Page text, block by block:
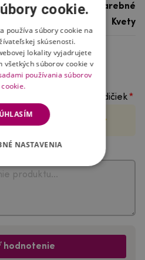
viacfarebné
Kvety
produktu
Vyberte počet hviezdičiek
hodnotenie
cookie.
používa súbory cookie na
skúsenosti.
lokality vyjadrujete
všetkých súborov cookie v
používania súborov
cookie.
NASTAVENIA